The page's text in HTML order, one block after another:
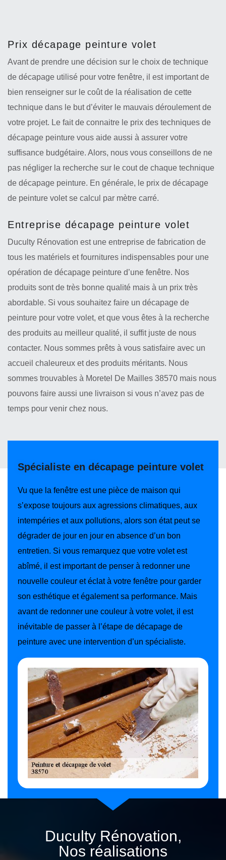
Prix décapage peinture volet
Avant de prendre une décision sur le choix de technique
de décapage utilisé pour votre fenêtre, il est important de
bien renseigner sur le coût de la réalisation de cette
technique dans le but d’éviter le mauvais déroulement de
votre projet. Le fait de connaitre le prix des techniques de
décapage peinture vous aide aussi à assurer votre
suffisance budgétaire. Alors, nous vous conseillons de ne
pas négliger la recherche sur le cout de chaque technique
de décapage peinture. En générale, le prix de décapage
de peinture volet se calcul par mètre carré.
Entreprise décapage peinture volet
Duculty Rénovation est une entreprise de fabrication de
tous les matériels et fournitures indispensables pour une
opération de décapage peinture d’une fenêtre. Nos
produits sont de très bonne qualité mais à un prix très
abordable. Si vous souhaitez faire un décapage de
peinture pour votre volet, et que vous êtes à la recherche
des produits au meilleur qualité, il suffit juste de nous
contacter. Nous sommes prêts à vous satisfaire avec un
accueil chaleureux et des produits méritants. Nous
sommes trouvables à Moretel De Mailles 38570 mais nous
pouvons faire aussi une livraison si vous n’avez pas de
temps pour venir chez nous.
Spécialiste en décapage peinture volet
Vu que la fenêtre est une pièce de maison qui
s’expose toujours aux agressions climatiques, aux
intempéries et aux pollutions, alors son état peut se
dégrader de jour en jour en absence d’un bon
entretien. Si vous remarquez que votre volet est
abîmé, il est important de penser à redonner une
nouvelle couleur et éclat à votre fenêtre pour garder
son esthétique et également sa performance. Mais
avant de redonner une couleur à votre volet, il est
inévitable de passer à l’étape de décapage de
peinture avec une intervention d’un spécialiste.
Duculty Rénovation,
Nos réalisations